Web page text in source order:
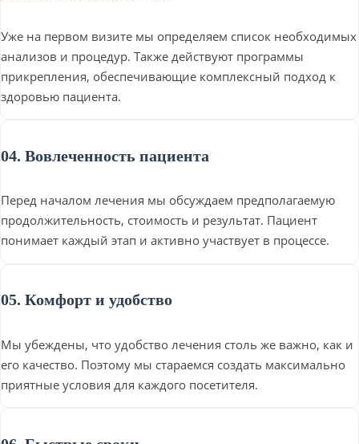
Уже на первом визите мы определяем список необходимых
анализов и процедур. Также действуют программы
прикрепления, обеспечивающие комплексный подход к
здоровью пациента.
04. Вовлеченность пациента
Перед началом лечения мы обсуждаем предполагаемую
продолжительность, стоимость и результат. Пациент
понимает каждый этап и активно участвует в процессе.
05. Комфорт и удобство
Мы убеждены, что удобство лечения столь же важно, как и
его качество. Поэтому мы стараемся создать максимально
приятные условия для каждого посетителя.